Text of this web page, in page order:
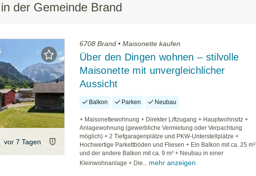
der Gemeinde Brand
vor 7 Tagen
6708 Brand • Maisonette kaufen
Über den Dingen wohnen – stilvolle
Maisonette mit unvergleichlicher
Aussicht
Balkon Parken Neubau
+ Maisonettewohnung + Direkter Liftzugang + Hauptwohnsitz +
Anlagewohnung (gewerbliche Vermietung oder Verpachtung
möglich) + 2 Tiefgaragenplätze und PKW-Unterstellplätze +
Hochwertige Parkettböden und Fliesen + Ein Balkon mit ca. 25 m²
und der andere Balkon mit ca. 9 m² + Neubau in einer
Kleinwohnanlage + Die... mehr anzeigen